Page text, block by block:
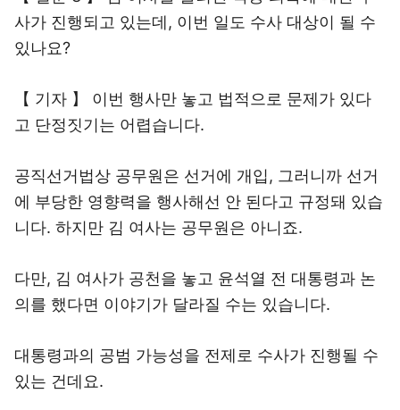
사가 진행되고 있는데, 이번 일도 수사 대상이 될 수
있나요?
【 기자 】 이번 행사만 놓고 법적으로 문제가 있다
고 단정짓기는 어렵습니다.
공직선거법상 공무원은 선거에 개입, 그러니까 선거
에 부당한 영향력을 행사해선 안 된다고 규정돼 있습
니다. 하지만 김 여사는 공무원은 아니죠.
다만, 김 여사가 공천을 놓고 윤석열 전 대통령과 논
의를 했다면 이야기가 달라질 수는 있습니다.
대통령과의 공범 가능성을 전제로 수사가 진행될 수
있는 건데요.